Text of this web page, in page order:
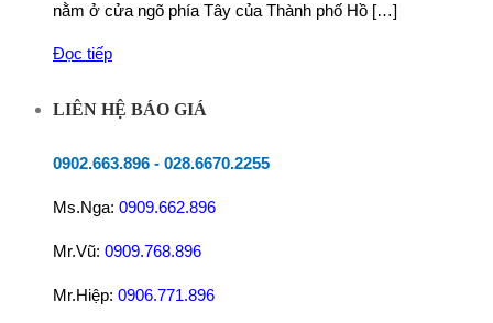
nằm ở cửa ngõ phía Tây của Thành phố Hồ […]
Đọc tiếp
LIÊN HỆ BÁO GIÁ
0902.663.896 - 028.6670.2255
Ms.Nga: 0909.662.896
Mr.Vũ: 0909.768.896
Mr.Hiệp: 0906.771.896